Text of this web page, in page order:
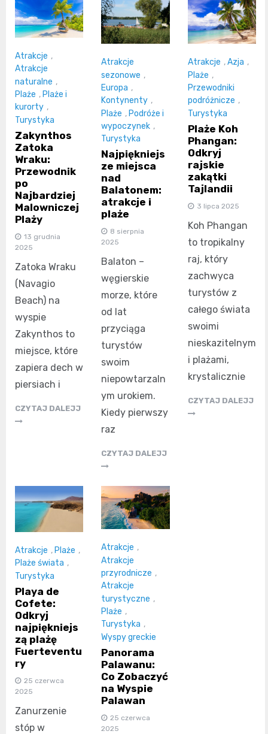
Atrakcje ,
Atrakcje
naturalne ,
Plaże , Plaże i
kurorty ,
Turystyka
Zakynthos
Zatoka
Wraku:
Przewodnik
po
Najbardziej
Malowniczej
Plaży
13 grudnia
2025
Zatoka Wraku
(Navagio
Beach) na
wyspie
Zakynthos to
miejsce, które
zapiera dech w
piersiach i
CZYTAJ DALEJJ
Atrakcje
sezonowe ,
Europa ,
Kontynenty ,
Plaże , Podróże i
wypoczynek ,
Turystyka
Najpiękniejs
ze miejsca
nad
Balatonem:
atrakcje i
plaże
8 sierpnia
2025
Balaton –
węgierskie
morze, które
od lat
przyciąga
turystów
swoim
niepowtarzaln
ym urokiem.
Kiedy pierwszy
raz
CZYTAJ DALEJJ
Atrakcje ,Azja ,
Plaże ,
Przewodniki
podróżnicze ,
Turystyka
Plaże Koh
Phangan:
Odkryj
rajskie
zakątki
Tajlandii
3 lipca 2025
Koh Phangan
to tropikalny
raj, który
zachwyca
turystów z
całego świata
swoimi
nieskazitelnym
i plażami,
krystalicznie
CZYTAJ DALEJJ
Atrakcje , Plaże ,
Plaże świata ,
Turystyka
Playa de
Cofete:
Odkryj
najpiękniejs
zą plażę
Fuerteventu
ry
25 czerwca
2025
Zanurzenie
stóp w
Atrakcje ,
Atrakcje
przyrodnicze ,
Atrakcje
turystyczne ,
Plaże ,
Turystyka ,
Wyspy greckie
Panorama
Palawanu:
Co Zobaczyć
na Wyspie
Palawan
25 czerwca
2025